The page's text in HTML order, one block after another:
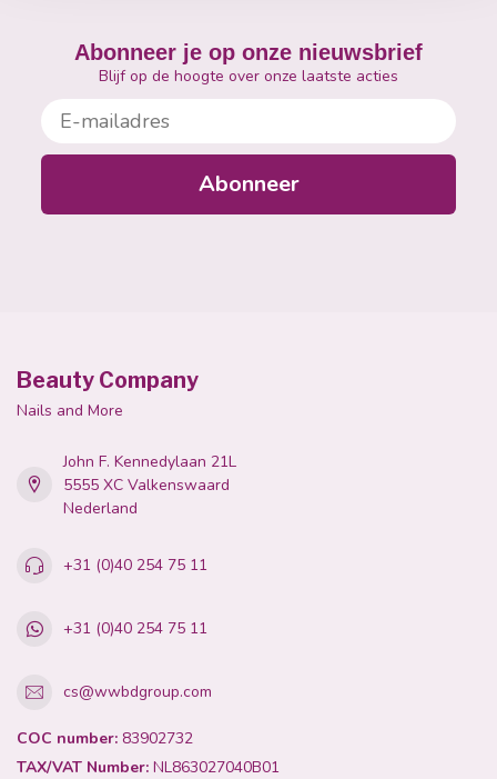
Abonneer je op onze nieuwsbrief
Blijf op de hoogte over onze laatste acties
E-mailadres
Abonneer
Beauty Company
Nails and More
John F. Kennedylaan 21L
5555 XC Valkenswaard
Nederland
+31 (0)40 254 75 11
+31 (0)40 254 75 11
cs@wwbdgroup.com
COC number: 83902732
TAX/VAT Number: NL863027040B01